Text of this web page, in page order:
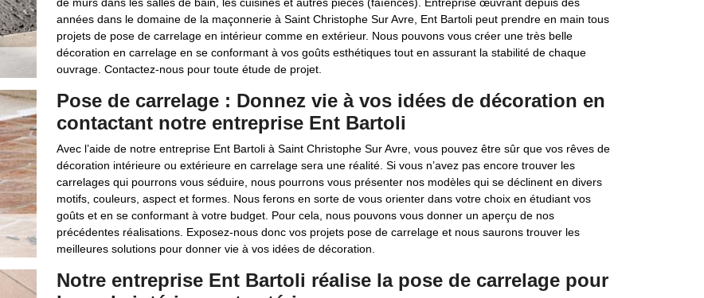
années dans le domaine de la maçonnerie à Saint Christophe Sur Avre, Ent Bartoli peut prendre en main tous
projets de pose de carrelage en intérieur comme en extérieur. Nous pouvons vous créer une très belle
décoration en carrelage en se conformant à vos goûts esthétiques tout en assurant la stabilité de chaque
ouvrage. Contactez-nous pour toute étude de projet.
Pose de carrelage : Donnez vie à vos idées de décoration en
contactant notre entreprise Ent Bartoli
Avec l’aide de notre entreprise Ent Bartoli à Saint Christophe Sur Avre, vous pouvez être sûr que vos rêves de
décoration intérieure ou extérieure en carrelage sera une réalité. Si vous n’avez pas encore trouver les
carrelages qui pourrons vous séduire, nous pourrons vous présenter nos modèles qui se déclinent en divers
motifs, couleurs, aspect et formes. Nous ferons en sorte de vous orienter dans votre choix en étudiant vos
goûts et en se conformant à votre budget. Pour cela, nous pouvons vous donner un aperçu de nos
précédentes réalisations. Exposez-nous donc vos projets pose de carrelage et nous saurons trouver les
meilleures solutions pour donner vie à vos idées de décoration.
Notre entreprise Ent Bartoli réalise la pose de carrelage pour